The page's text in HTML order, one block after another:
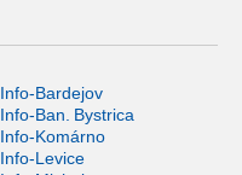
Info-Bardejov
Info-Ban. Bystrica
Info-Komárno
Info-Levice